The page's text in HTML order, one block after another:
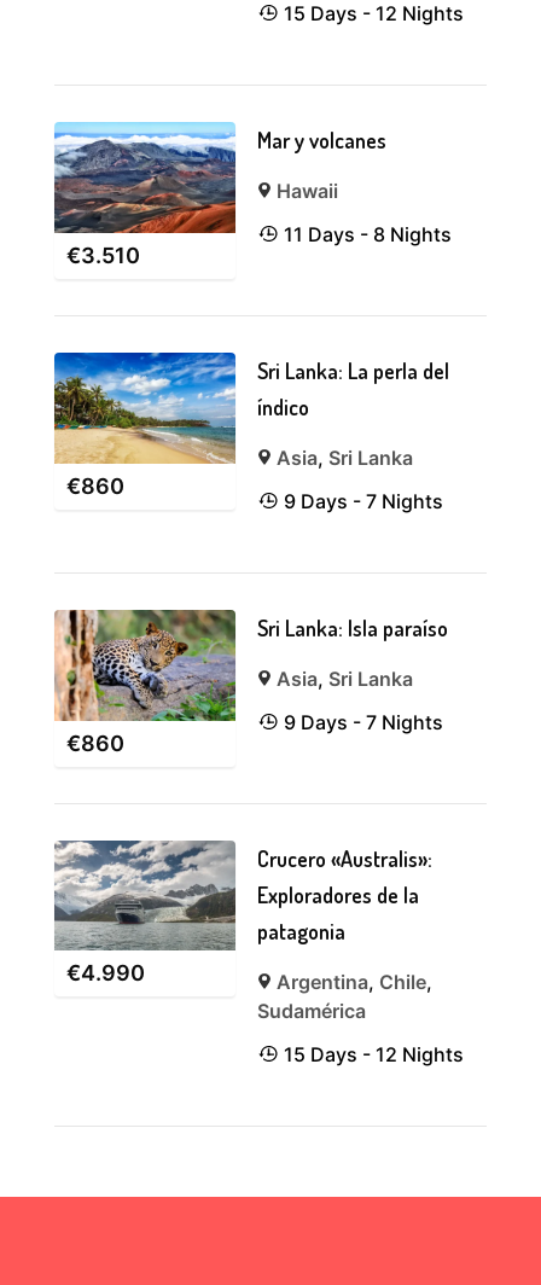
15 Days - 12 Nights
€3.510
Mar y volcanes
Hawaii
11 Days - 8 Nights
€860
Sri Lanka: La perla del
índico
Asia, Sri Lanka
9 Days - 7 Nights
€860
Sri Lanka: Isla paraíso
Asia, Sri Lanka
9 Days - 7 Nights
€4.990
Crucero «Australis»:
Exploradores de la
patagonia
Argentina, Chile,
Sudamérica
15 Days - 12 Nights